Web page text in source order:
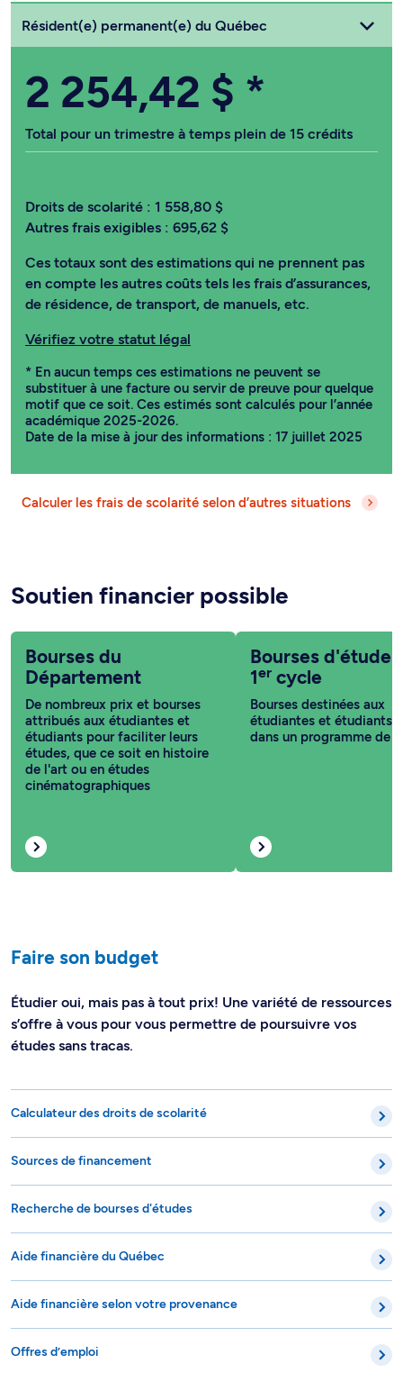
Choisissez votre statut
Résident(e) permanent(e) du Québec
2 254,42 $ *
Total pour un trimestre à temps plein de 15 crédits
Droits de scolarité : 1 558,80 $
Autres frais exigibles : 695,62 $
Ces totaux sont des estimations qui ne prennent pas
en compte les autres coûts tels les frais d’assurances,
de résidence, de transport, de manuels, etc.
Vérifiez votre statut légal
* En aucun temps ces estimations ne peuvent se
substituer à une facture ou servir de preuve pour quelque
motif que ce soit. Ces estimés sont calculés pour l’année
académique 2025-2026.
Date de la mise à jour des informations : 17 juillet 2025
Calculer les frais de scolarité selon d’autres situations
Soutien financier possible
Bourses du
Département
De nombreux prix et bourses
attribués aux étudiantes et
étudiants pour faciliter leurs
études, que ce soit en histoire
de l'art ou en études
cinématographiques
Bourses
1er cycle
Bourses destinées aux
étudiantes et étudiants
dans un programme de 1
Faire son budget
Étudier oui, mais pas à tout prix! Une variété de ressources
s’offre à vous pour vous permettre de poursuivre vos
études sans tracas.
Calculateur des droits de scolarité
Sources de financement
Recherche de bourses d'études
Aide financière du Québec
Aide financière selon votre provenance
Offres d’emploi